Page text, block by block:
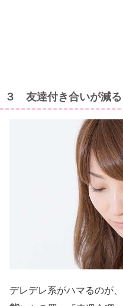
３ 友達付き合いが減
デレデレ系がハマるのが、